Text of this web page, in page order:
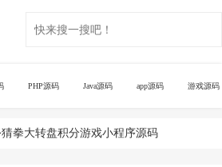
PHP源码 Java源码 app源码 游戏源码
猜拳大转盘积分游戏小程序源码